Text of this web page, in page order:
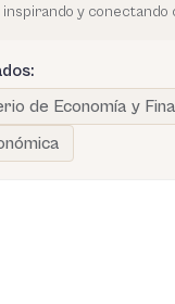
y conectando
de Economía y